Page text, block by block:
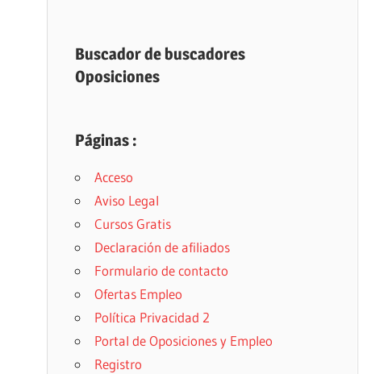
Buscador de buscadores
Oposiciones
Páginas :
Acceso
Aviso Legal
Cursos Gratis
Declaración de afiliados
Formulario de contacto
Ofertas Empleo
Política Privacidad 2
Portal de Oposiciones y Empleo
Registro